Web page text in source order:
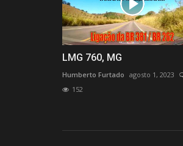
LMG 760, MG
Humberto Furtado agosto 1, 2023
152